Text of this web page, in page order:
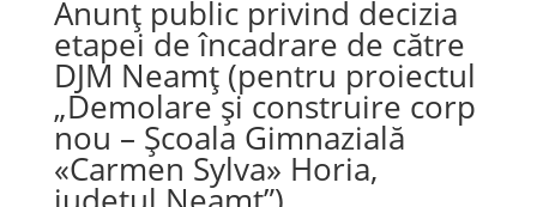
Anunț public privind decizia
etapei de încadrare de către
DJM Neamț (pentru proiectul
„Demolare și construire corp
nou – Școala Gimnazială
«Carmen Sylva» Horia,